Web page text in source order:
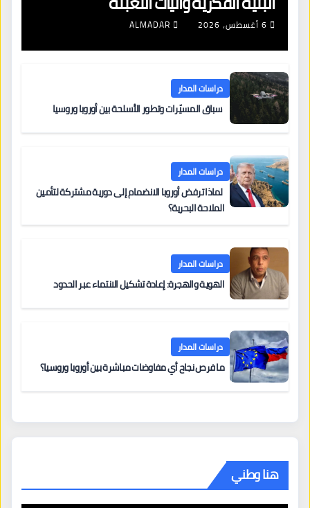
6 أغسطس، 2026 ALMADAR
دراسات المدار
سباق المسيّرات وتطور الأسلحة بين أوروبا وروسيا
دراسات المدار
لماذا ترفض أوروبا الانضمام إلى دورية مشتركة لتأمين
الملاحة البحرية؟
دراسات المدار
الهوية والهجرة: إعادة تشكيل الانتماء عبر الحدود
دراسات المدار
ما فرص نجاح أي مفاوضات مباشرة بين أوروبا وروسيا؟
هنا وطني